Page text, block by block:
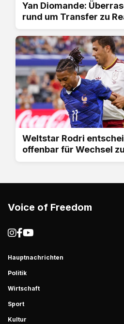
Yan Diomande:
rund um Transfer zu
Weltstar Rodri
offenbar für Wechsel
Voice of Freedom
Hauptnachrichten
Politik
Wirtschaft
Sport
Kultur